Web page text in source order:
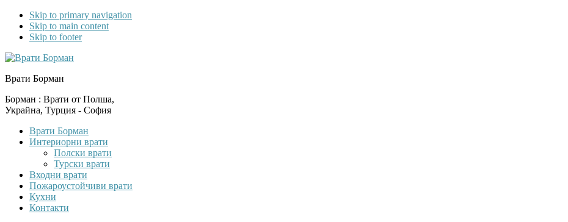
Skip to primary navigation
Skip to main content
Skip to footer
Врати Борман
Борман : Врати от Полша,
Украйна, Турция - София
Врати Борман
Интериорни врати
Полски врати
Турски врати
Входни врати
Пожароустойчиви врати
Кухни
Контакти